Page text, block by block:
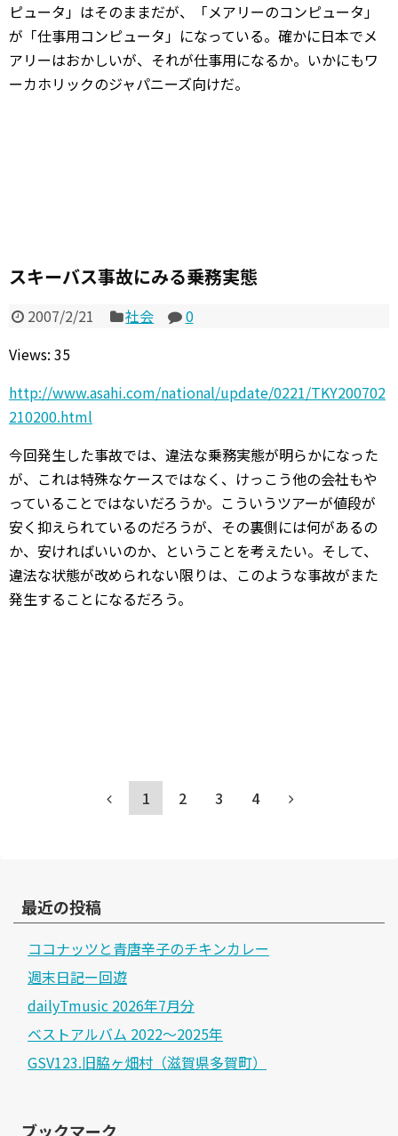
ピュータ」はそのままだが、「メアリーのコンピュータ」
が「仕事用コンピュータ」になっている。確かに日本でメ
アリーはおかしいが、それが仕事用になるか。いかにもワ
ーカホリックのジャパニーズ向けだ。
スキーバス事故にみる乗務実態
2007/2/21 社会
0
Views: 35
http://www.asahi.com/national/update/0221/TKY200702
210200.html
今回発生した事故では、違法な乗務実態が明らかになった
が、これは特殊なケースではなく、けっこう他の会社もや
っていることではないだろうか。こういうツアーが値段が
安く抑えられているのだろうが、その裏側には何があるの
か、安ければいいのか、ということを考えたい。そして、
違法な状態が改められない限りは、このような事故がまた
発生することになるだろう。
1 2 3 4
最近の投稿
ココナッツと青唐辛子のチキンカレー
週末日記ー回遊
dailyTmusic 2026年7月分
ベストアルバム 2022～2025年
GSV123.旧脇ヶ畑村（滋賀県多賀町）
ブックマーク